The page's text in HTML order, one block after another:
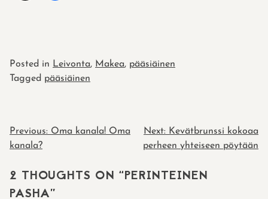
Posted in Leivonta, Makea, pääsiäinen
Tagged pääsiäinen
POST
NAVIGATION
Previous: Oma kanala! Oma
kanala?
Next: Kevätbrunssi kokoaa
perheen yhteiseen pöytään
2 THOUGHTS ON “PERINTEINEN
PASHA”